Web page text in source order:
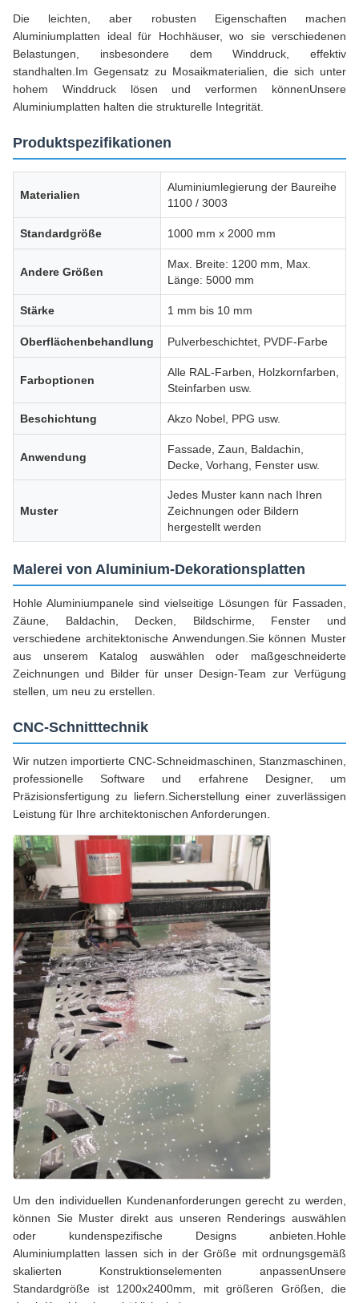
Die leichten, aber robusten Eigenschaften machen
Aluminiumplatten ideal für Hochhäuser, wo sie verschiedenen
Belastungen, insbesondere dem Winddruck, effektiv
standhalten.Im Gegensatz zu Mosaikmaterialien, die sich unter
hohem Winddruck lösen und verformen könnenUnsere
Aluminiumplatten halten die strukturelle Integrität.
Produktspezifikationen
Materialien
Aluminiumlegierung der Baureihe
1100 / 3003
Standardgröße 1000 mm x 2000 mm
Andere Größen
Max. Breite: 1200 mm, Max.
Länge: 5000 mm
Stärke 1 mm bis 10 mm
Oberflächenbehandlung Pulverbeschichtet, PVDF-Farbe
Farboptionen
Alle RAL-Farben, Holzkornfarben,
Steinfarben usw.
Beschichtung Akzo Nobel, PPG usw.
Anwendung
Fassade, Zaun, Baldachin,
Decke, Vorhang, Fenster usw.
Muster
Jedes Muster kann nach Ihren
Zeichnungen oder Bildern
hergestellt werden
Malerei von Aluminium-Dekorationsplatten
Hohle Aluminiumpanele sind vielseitige Lösungen für Fassaden,
Zäune, Baldachin, Decken, Bildschirme, Fenster und
verschiedene architektonische Anwendungen.Sie können Muster
aus unserem Katalog auswählen oder maßgeschneiderte
Zeichnungen und Bilder für unser Design-Team zur Verfügung
stellen, um neu zu erstellen.
CNC-Schnitttechnik
Wir nutzen importierte CNC-Schneidmaschinen, Stanzmaschinen,
professionelle Software und erfahrene Designer, um
Präzisionsfertigung zu liefern.Sicherstellung einer zuverlässigen
Leistung für Ihre architektonischen Anforderungen.
Um den individuellen Kundenanforderungen gerecht zu werden,
können Sie Muster direkt aus unseren Renderings auswählen
oder kundenspezifische Designs anbieten.Hohle
Aluminiumplatten lassen sich in der Größe mit ordnungsgemäß
skalierten Konstruktionselementen anpassenUnsere
Standardgröße ist 1200x2400mm, mit größeren Größen, die